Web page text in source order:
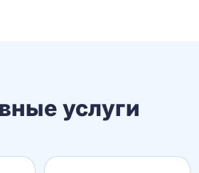
услуги